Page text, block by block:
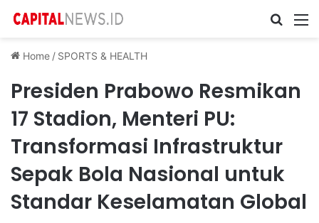
Cari ...
Home / SPORTS & HEALTH
Presiden Prabowo Resmikan
17 Stadion, Menteri PU:
Transformasi Infrastruktur
Sepak Bola Nasional untuk
Standar Keselamatan Global